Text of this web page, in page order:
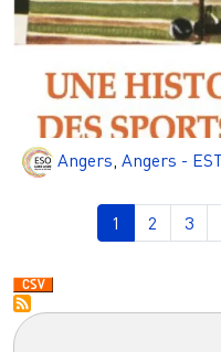
Angers Angers -
Pagination
Page
1 Page
2 Page
3